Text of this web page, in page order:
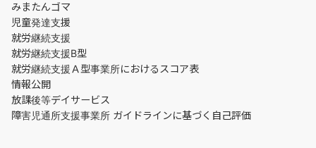
みまたんゴマ
児童発達支援
就労継続支援
就労継続支援B型
就労継続支援Ａ型事業所におけるスコア表
情報公開
放課後等デイサービス
障害児通所支援事業所 ガイドラインに基づく自己評価